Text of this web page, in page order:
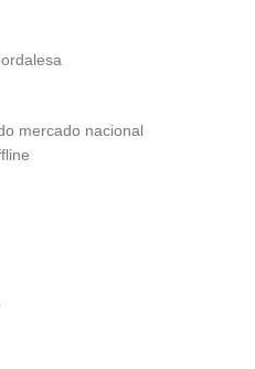
mercado nacional